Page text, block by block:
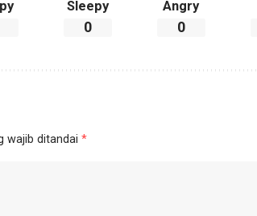
Sleepy
0
Angry
0
wajib ditandai *